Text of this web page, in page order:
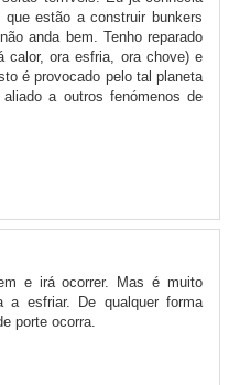
estão a construir bunkers
anda bem. Tenho reparado
calor, ora esfria, ora chove) e
é provocado pelo tal planeta
a outros fenómenos de
e irá ocorrer. Mas é muito
a esfriar. De qualquer forma
porte ocorra.